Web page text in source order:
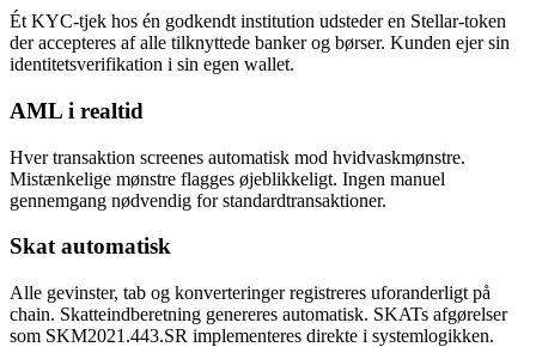
Ét KYC-tjek hos én godkendt institution udsteder en Stellar-token
der accepteres af alle tilknyttede banker og børser. Kunden ejer sin
identitetsverifikation i sin egen wallet.
AML i realtid
Hver transaktion screenes automatisk mod hvidvaskmønstre.
Mistænkelige mønstre flagges øjeblikkeligt. Ingen manuel
gennemgang nødvendig for standardtransaktioner.
Skat automatisk
Alle gevinster, tab og konverteringer registreres uforanderligt på
chain. Skatteindberetning genereres automatisk. SKATs afgørelser
som SKM2021.443.SR implementeres direkte i systemlogikken.